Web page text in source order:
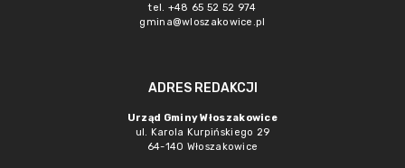
tel. +48 65 52 52 974
gmina@wloszakowice.pl
ADRES REDAKCJI
Urząd Gminy Włoszakowice
ul. Karola Kurpińskiego 29
64-140 Włoszakowice